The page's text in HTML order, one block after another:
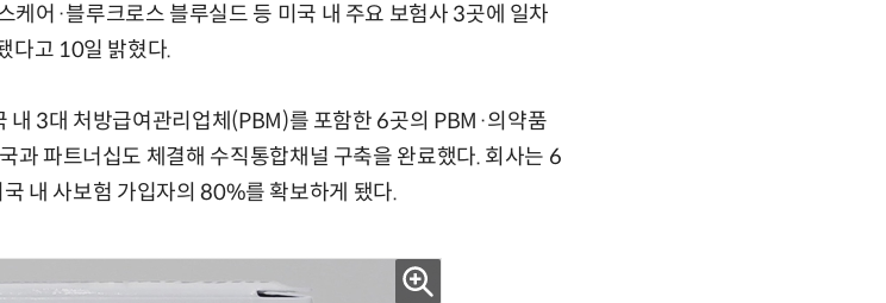
케어·블루크로스 블루실드 등 미국 내 주요 보험사 3곳에 일차
다고 10일 밝혔다.
내 3대 처방급여관리업체(PBM)를 포함한 6곳의 PBM·의약품
과 파트너십도 체결해 수직통합채널 구축을 완료했다. 회사는 6
내 사보험 가입자의 80%를 확보하게 됐다.